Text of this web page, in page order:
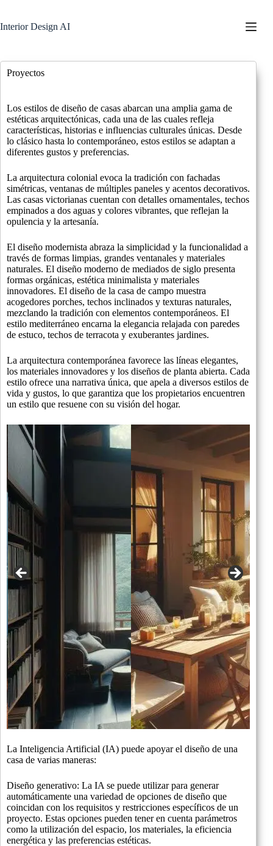
contenido
Interior Design AI
Proyectos
Los estilos de diseño de casas abarcan una amplia gama de
estéticas arquitectónicas, cada una de las cuales refleja
características, historias e influencias culturales únicas. Desde
lo clásico hasta lo contemporáneo, estos estilos se adaptan a
diferentes gustos y preferencias.
La arquitectura colonial evoca la tradición con fachadas
simétricas, ventanas de múltiples paneles y acentos decorativos.
Las casas victorianas cuentan con detalles ornamentales, techos
empinados a dos aguas y colores vibrantes, que reflejan la
opulencia y la artesanía.
El diseño modernista abraza la simplicidad y la funcionalidad a
través de formas limpias, grandes ventanales y materiales
naturales. El diseño moderno de mediados de siglo presenta
formas orgánicas, estética minimalista y materiales
innovadores. El diseño de la casa de campo muestra
acogedores porches, techos inclinados y texturas naturales,
mezclando la tradición con elementos contemporáneos. El
estilo mediterráneo encarna la elegancia relajada con paredes
de estuco, techos de terracota y exuberantes jardines.
La arquitectura contemporánea favorece las líneas elegantes,
los materiales innovadores y los diseños de planta abierta. Cada
estilo ofrece una narrativa única, que apela a diversos estilos de
vida y gustos, lo que garantiza que los propietarios encuentren
un estilo que resuene con su visión del hogar.
La Inteligencia Artificial (IA) puede apoyar el diseño de una
casa de varias maneras:
Diseño generativo: La IA se puede utilizar para generar
automáticamente una variedad de opciones de diseño que
coincidan con los requisitos y restricciones específicos de un
proyecto. Estas opciones pueden tener en cuenta parámetros
como la utilización del espacio, los materiales, la eficiencia
energética y las preferencias estéticas.